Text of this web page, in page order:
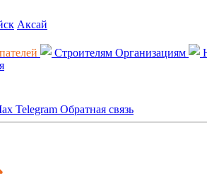
Аксай
Строителям Организациям
Telegram Обратная связь